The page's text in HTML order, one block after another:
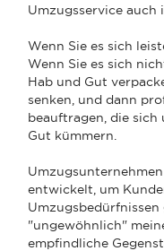
Umzugsservice auch
Wenn Sie es sich
Wenn Sie es sich
Hab und Gut
senken, und dann
beauftragen, die sich
Gut kümmern.
entwickelt, um
"ungewöhnlich"
empfindliche